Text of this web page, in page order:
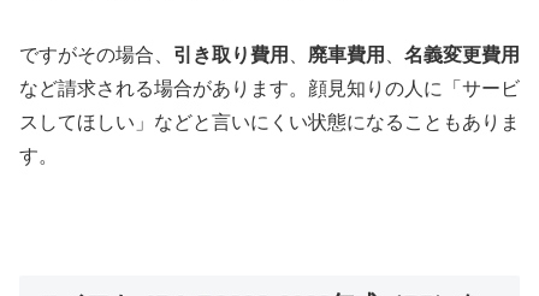
ですがその場合、 引き取り費用 廃車費用
名義変更費用
など請求される場合があります。顔見知りの人に「サービ
スしてほしい」などと言いにくい状態になることもありま
す。